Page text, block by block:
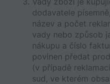
dodavatele
název a počet
vady nebo způsob
nákupu a číslo
povinen předat
(v případě
sud, ve kterém